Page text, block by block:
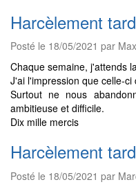
Harcèlement
Posté le 18/05/2021 par
Chaque semaine, j'attends
J'ai l'impression que celle-ci
Surtout ne nous
ambitieuse et difficile.
Dix mille mercis
Harcèlement
Posté le 18/05/2021 par